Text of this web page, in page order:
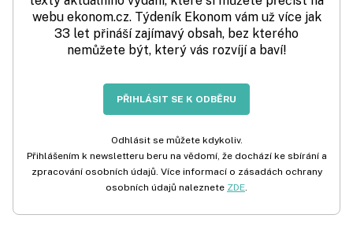
webu ekonom.cz. Týdeník Ekonom vám už více jak
33 let přináší zajímavý obsah, bez kterého
nemůžete být, který vás rozvíjí a baví!
PŘIHLÁSIT SE K ODBĚRU
Odhlásit se můžete kdykoliv.
Přihlášením k newsletteru beru na vědomí, že dochází ke sbírání a
zpracování osobních údajů. Více informací o zásadách ochrany
osobních údajů naleznete ZDE.